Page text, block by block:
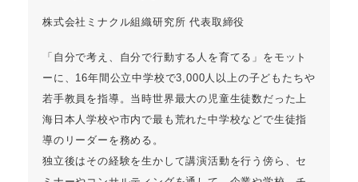
株式会社ミナクル組織研究所 代表取締役
「自分で考え、自分で行動する人を育てる」をモット
ーに、16年間公立中学校で3,000人以上の子どもたちや
若手教員を指導。当時世界最大の児童生徒数だった上
海日本人学校や市内で最も荒れた中学校などで生徒指
導のリーダーを務める。
独立後はその経験を生かして講演活動を行う傍ら、セ